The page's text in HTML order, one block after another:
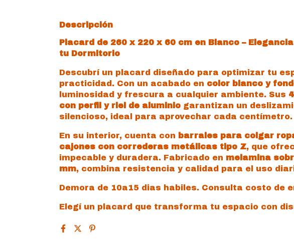
Descripción
Placard de 260 x 220 x 60 cm en Blanco –
tu Dormitorio
Descubrí un placard diseñado para optimizar tu
practicidad. Con un acabado en color blanco y
luminosidad y frescura a cualquier ambiente. Sus
con perfil y riel de aluminio garantizan un
silencioso, ideal para aprovechar cada centímetro.
En su interior, cuenta con barrales para colgar
cajones con correderas metálicas tipo Z, que
impecable y duradera. Fabricado en melamina
mm, combina resistencia y calidad para el uso
Demora de 10a15 dias habiles. Consulta costo de
Elegí un placard que transforma tu espacio con